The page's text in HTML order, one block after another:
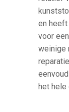
en heeft
voor
weinige
het hele